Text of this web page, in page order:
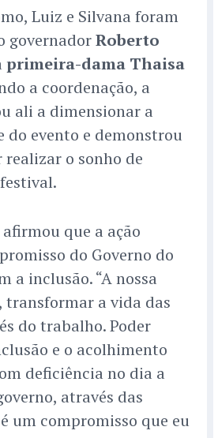
Luiz e Silvana foram
governadorRoberto
primeira-dama Thaisa
a coordenação, a
ali a dimensionar a
do evento e demonstrou
realizar o sonho de
que a ação
do Governo do
a inclusão. “A nossa
transformar a vida das
do trabalho. Poder
e o acolhimento
deficiência no dia a
através das
um compromisso que eu